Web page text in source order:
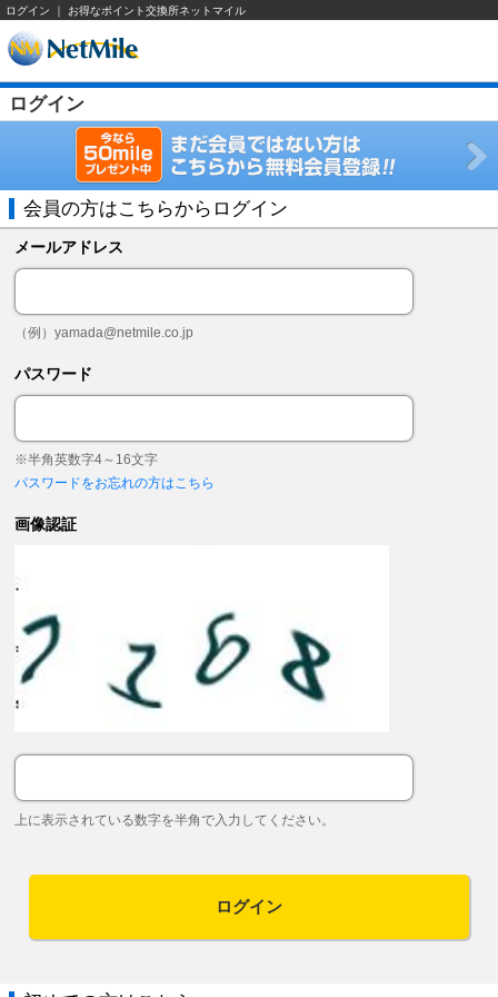
ログイン ｜ お得なポイント交換所ネットマイル
ログイン
会員の方はこちらからログイン
メールアドレス
（例）yamada@netmile.co.jp
パスワード
※半角英数字4～16文字
パスワードをお忘れの方はこちら
画像認証
上に表示されている数字を半角で入力してください。